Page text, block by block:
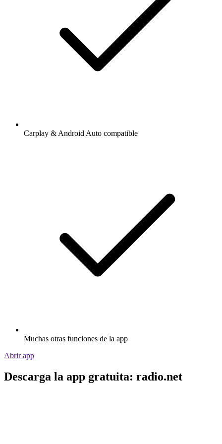
Carplay & Android Auto compatible
Muchas otras funciones de la app
Abrir app
Descarga la app gratuita: radio.net